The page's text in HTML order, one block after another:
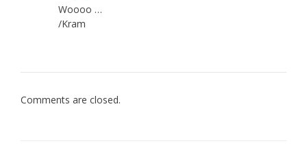
Woooo …
/Kram
Comments are closed.